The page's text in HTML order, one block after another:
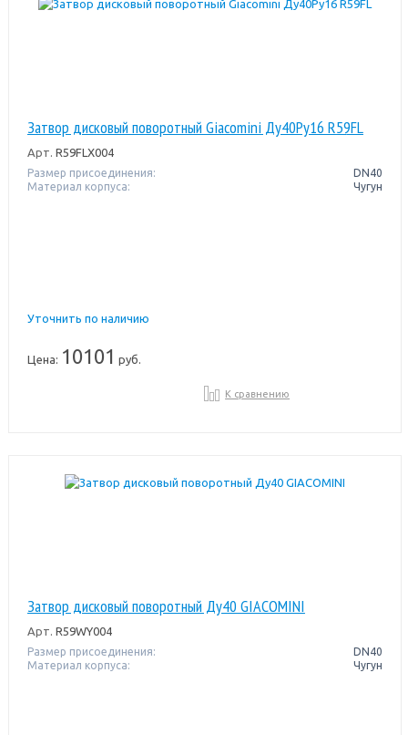
Затвор дисковый поворотный Giacomini Ду40Pу16 R59FL
Арт. R59FLX004
Размер присоединения:
DN40
Материал корпуса:
Чугун
Уточнить по наличию
Цена: 10101 руб.
К сравнению
Затвор дисковый поворотный Ду40 GIACOMINI
Арт. R59WY004
Размер присоединения:
DN40
Материал корпуса:
Чугун